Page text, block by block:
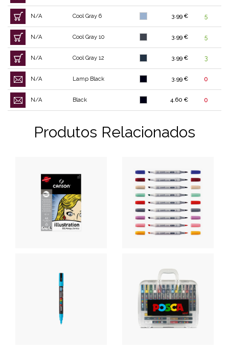
N/A Cool Gray 6 3.99 € 5
N/A Cool Gray 10 3.99 € 5
N/A Cool Gray 12 3.99 € 3
N/A Lamp Black 3.99 € 0
N/A Black 4.60 € 0
Produtos Relacionados